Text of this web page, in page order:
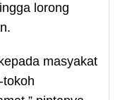
lorong
masyakat
tokoh